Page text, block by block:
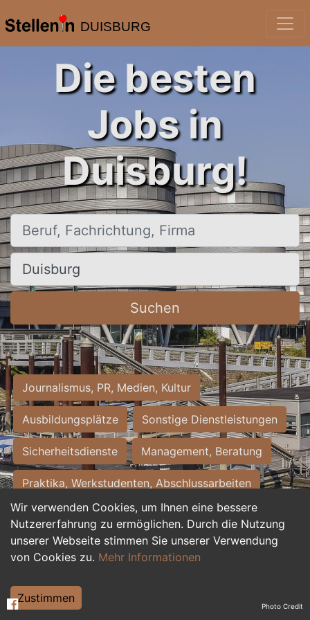
DUISBURG
Wir verwenden Cookies, um Ihnen eine bessere
Nutzererfahrung zu ermöglichen. Durch die Nutzung
unserer Webseite stimmen Sie unserer Verwendung
von Cookies zu. Mehr Informationen
Zustimmen
Die besten
Jobs in
Duisburg!
Beruf, Fachrichtung, Firma
Ort, Stadt
Suchen
Journalismus, PR, Medien, Kultur
Ausbildungsplätze Sonstige Dienstleistungen
Sicherheitsdienste Management, Beratung
Praktika, Werkstudenten, Abschlussarbeiten
Personalwesen Assistenz, Sekretariat
Hilfskräfte, Aushilfs- und Nebenjobs
Weiterbildung, Studium, duale Ausbildung Photo Credit